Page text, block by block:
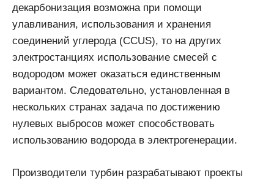
декарбонизация возможна при помощи
улавливания, использования и хранения
соединений углерода (CCUS), то на других
электростанциях использование смесей с
водородом может оказаться единственным
вариантом. Следовательно, установленная в
нескольких странах задача по достижению
нулевых выбросов может способствовать
использованию водорода в электрогенерации.
Производители турбин разрабатывают проекты